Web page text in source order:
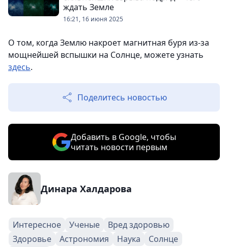
ждать Земле
16:21, 16 июня 2025
О том, когда Землю накроет магнитная буря из-за
мощнейшей вспышки на Солнце, можете узнать
здесь.
Поделитесь новостью
Добавить в Google, чтобы
читать новости первым
Динара Халдарова
Интересное Ученые
Вред здоровью
Здоровье
Астрономия Наука
Солнце